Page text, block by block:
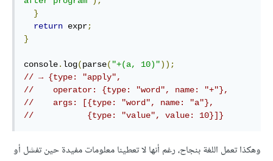
}
return expr;
}
console. log(parse( "+(a, 10)"));
// → {type: "apply",
//    operator: {type: "word", name: "+"},
//    args: [{type: "word", name: "a"},
//           {type: "value", value: 10}]}
وهكذا تعمل اللغة بنجاح، رغم أنها لا تعطينا معلومات مفيدة حين تفشل أو